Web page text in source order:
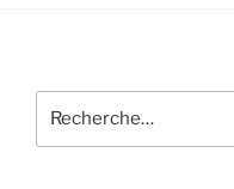
pour